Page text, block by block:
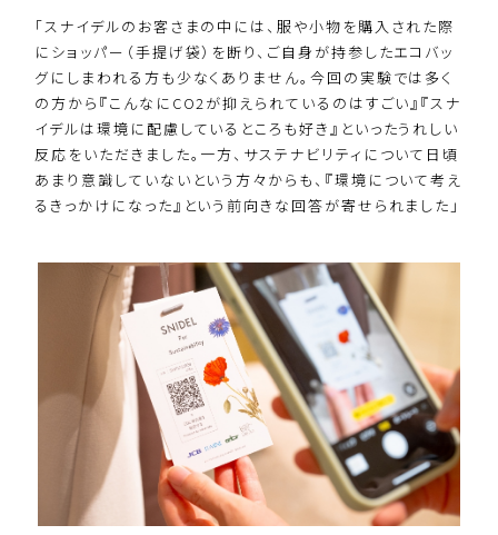
「スナイデルのお客さまの中には、服や小物を購入された際
にショッパー（手提げ袋）を断り、ご自身が持参したエコバッ
グにしまわれる方も少なくありません。今回の実験では多く
の方から『こんなにCO2が抑えられているのはすごい』『スナ
イデルは環境に配慮しているところも好き』といったうれしい
反応をいただきました。一方、サステナビリティについて日頃
あまり意識していないという方々からも、『環境について考え
るきっかけになった』という前向きな回答が寄せられました」